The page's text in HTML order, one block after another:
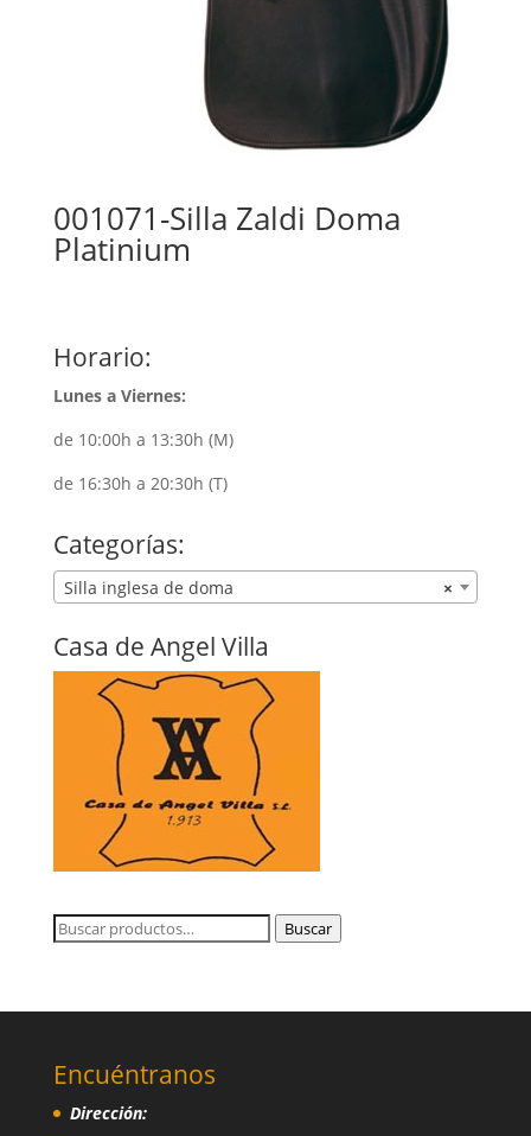
001071-Silla Zaldi Doma
Platinium
Horario:
Lunes a Viernes:
de 10:00h a 13:30h (M)
de 16:30h a 20:30h (T)
Categorías:
×
Silla inglesa de doma
Casa de Angel Villa
Buscar
Buscar
Encuéntranos
Dirección: